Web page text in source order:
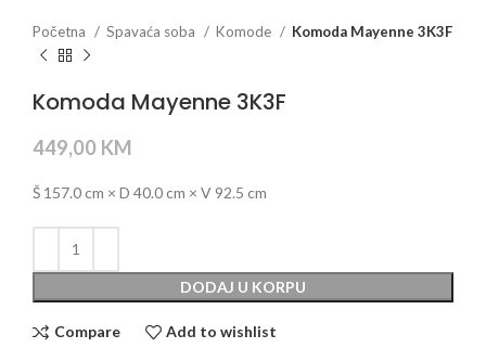
Početna Spavaća soba Komode Komoda Mayenne 3K3F
Komoda Mayenne 3K3F
449,00 KM
Š 157.0 cm × D 40.0 cm × V 92.5 cm
DODAJ U KORPU
Compare Add to wishlist